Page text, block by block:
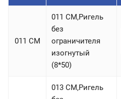
011 CM
011 СM,Ригель
без
ограничителя
изогнутый
(8*50)
013 СM,Ригель